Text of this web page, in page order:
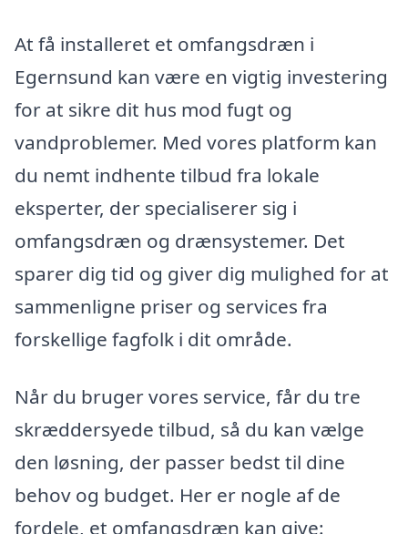
At få installeret et omfangsdræn i
Egernsund kan være en vigtig investering
for at sikre dit hus mod fugt og
vandproblemer. Med vores platform kan
du nemt indhente tilbud fra lokale
eksperter, der specialiserer sig i
omfangsdræn og drænsystemer. Det
sparer dig tid og giver dig mulighed for at
sammenligne priser og services fra
forskellige fagfolk i dit område.
Når du bruger vores service, får du tre
skræddersyede tilbud, så du kan vælge
den løsning, der passer bedst til dine
behov og budget. Her er nogle af de
fordele, et omfangsdræn kan give: